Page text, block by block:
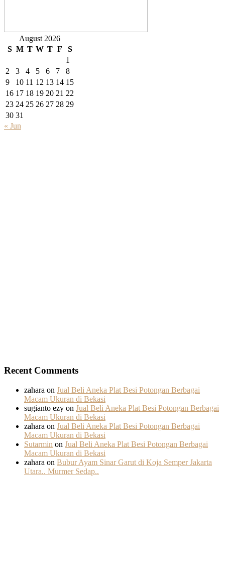
August 2026
S M T W T F
S
1
2
3 4 5 6 7
8
9
10 11 12 13 14 15
16 17 18 19 20 21 22
23 24 25 26 27 28 29
30 31
« Jun
Recent Comments
zahara on Jual Beli Aneka Plat Besi Potongan Berbagai
Macam Ukuran di Bekasi
sugianto ezy on Jual Beli Aneka Plat Besi Potongan Berbagai
Macam Ukuran di Bekasi
zahara on Jual Beli Aneka Plat Besi Potongan Berbagai
Macam Ukuran di Bekasi
Sutarmin on Jual Beli Aneka Plat Besi Potongan Berbagai
Macam Ukuran di Bekasi
zahara on Bubur Ayam Sinar Garut di Koja Semper Jakarta
Utara.. Murmer Sedap..